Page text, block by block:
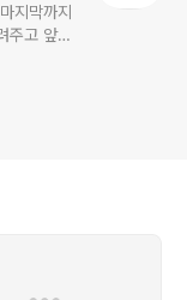
지막까지
주고 앞으
편리한